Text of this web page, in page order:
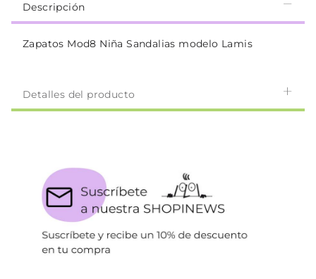
Descripción
Zapatos Mod8 Niña Sandalias modelo Lamis
Detalles del producto